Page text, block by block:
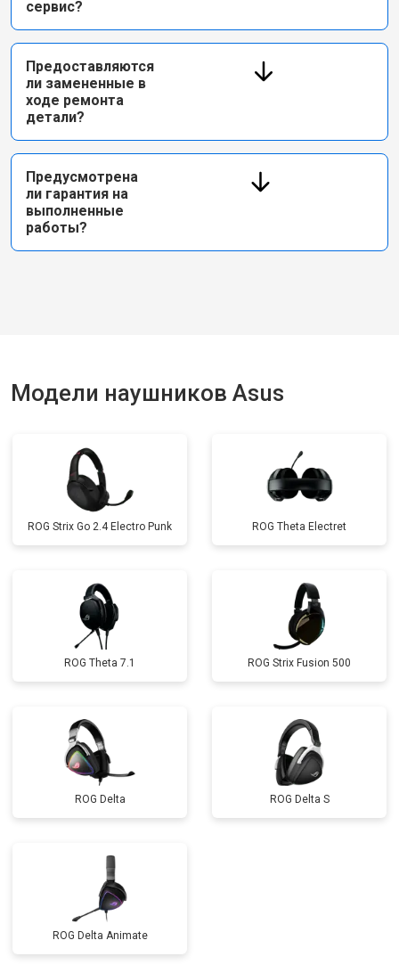
сервис?
Предоставляются
ли замененные в
ходе ремонта
детали?
Предусмотрена
ли гарантия на
выполненные
работы?
Модели наушников Asus
ROG Strix Go 2.4 Electro Punk ROG Theta Electret
ROG Theta 7.1 ROG Strix Fusion 500
ROG Delta ROG Delta S
ROG Delta Animate